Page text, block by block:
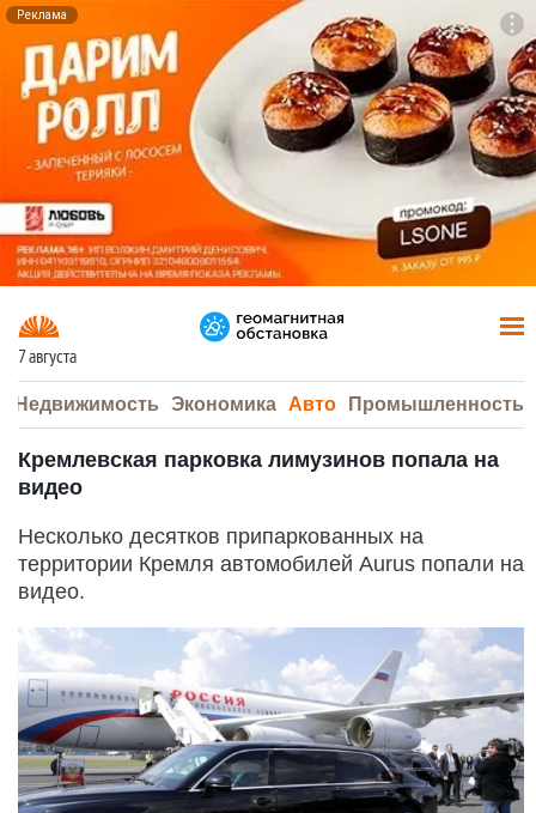
Реклама
7 августа
Недвижимость Экономика Авто Промышленность
Кремлевская парковка лимузинов попала на
видео
Несколько десятков припаркованных на
территории Кремля автомобилей Aurus попали на
видео.